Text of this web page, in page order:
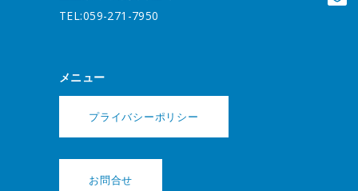
TEL:059-271-7950
メニュー
プライバシーポリシー
お問合せ